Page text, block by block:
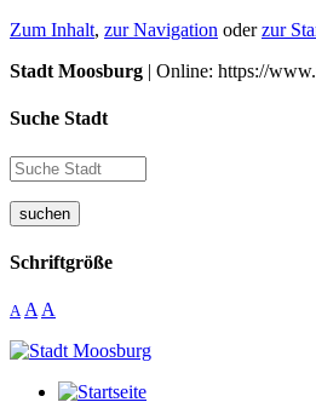
Zum Inhalt, zur Navigation oderzur
Stadt Moosburg | Online: https://
Suche Stadt
suchen
Schriftgröße
A A A